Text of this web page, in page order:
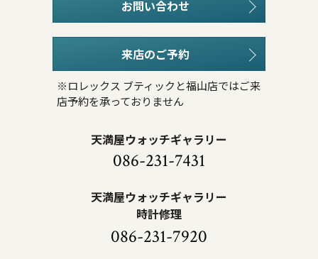
お問い合わせ
来店のご予約
※ロレックス ブティックと福山店ではご来
店予約を承っておりません
天満屋ウォッチギャラリー
086-231-7431
天満屋ウォッチギャラリー
時計修理
086-231-7920